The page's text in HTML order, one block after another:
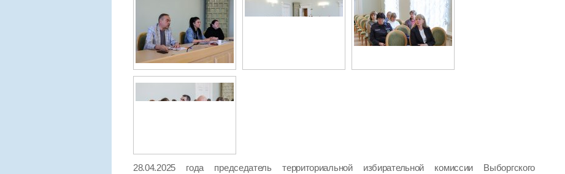
28.04.2025 года председатель территориальной избирательной комиссии Выборгского